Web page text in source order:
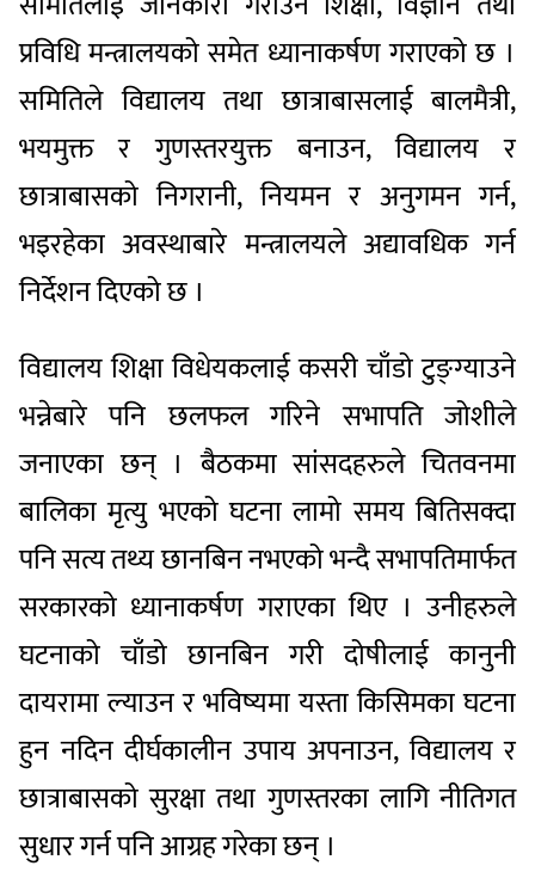
प्रविधि मन्त्रालयको समेत ध्यानाकर्षण गराएको छ ।
समितिले विद्यालय तथा छात्राबासलाई बालमैत्री,
भयमुक्त र गुणस्तरयुक्त बनाउन, विद्यालय र
छात्राबासको निगरानी, नियमन र अनुगमन गर्न,
भइरहेका अवस्थाबारे मन्त्रालयले अद्यावधिक गर्न
निर्देशन दिएको छ ।
विद्यालय शिक्षा विधेयकलाई कसरी चाँडो टुङ्ग्याउने
भन्नेबारे पनि छलफल गरिने सभापति जोशीले
जनाएका छन् । बैठकमा सांसदहरुले चितवनमा
बालिका मृत्यु भएको घटना लामो समय बितिसक्दा
पनि सत्य तथ्य छानबिन नभएको भन्दै सभापतिमार्फत
सरकारको ध्यानाकर्षण गराएका थिए । उनीहरुले
घटनाको चाँडो छानबिन गरी दोषीलाई कानुनी
दायरामा ल्याउन र भविष्यमा यस्ता किसिमका घटना
हुन नदिन दीर्घकालीन उपाय अपनाउन, विद्यालय र
छात्राबासको सुरक्षा तथा गुणस्तरका लागि नीतिगत
सुधार गर्न पनि आग्रह गरेका छन् ।